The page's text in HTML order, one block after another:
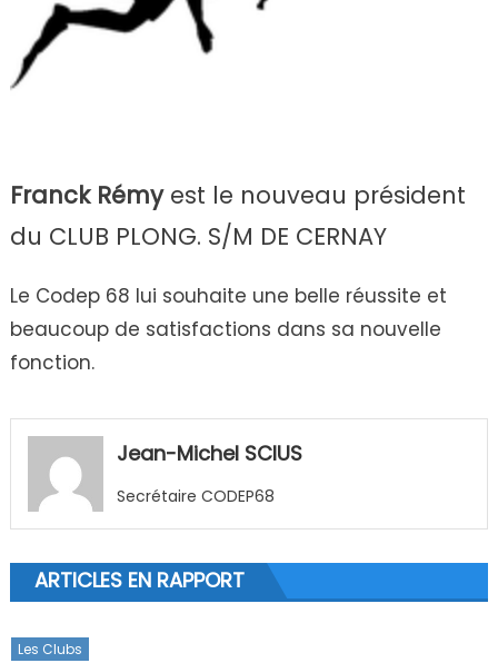
Franck Rémyest le nouveau président
du CLUB PLONG. S/M DE CERNAY
Le Codep 68 lui souhaite une belle réussite et
beaucoup de satisfactions dans sa nouvelle
fonction.
Jean-Michel SCIUS
Secrétaire CODEP68
ARTICLES EN RAPPORT
Les Clubs